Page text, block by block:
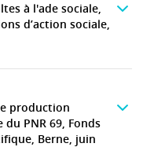
à l'ade sociale,
d’action sociale,
production
PNR 69, Fonds
Berne, juin